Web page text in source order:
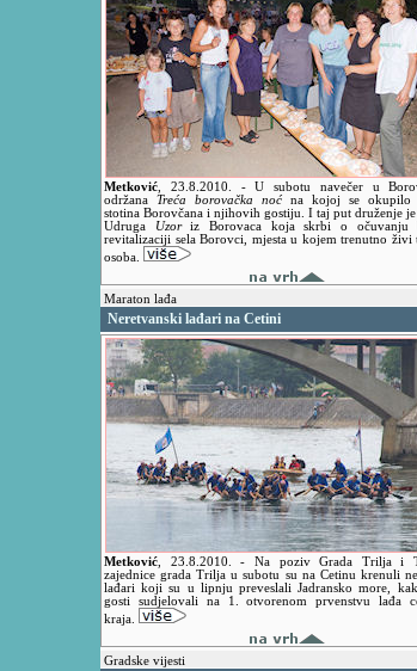
Metković 23.8.2010. - U subotu navečer u
održana Treća borovačka noć na kojoj se okupilo
stotina Borovčana i njihovih gostiju. I taj put druženje
Udruga
Uzoriz Borovaca koja skrbi o očuvanju
revitalizaciji sela Borovci, mjesta u kojem trenutno živi
osoba.
Maraton lađa
Neretvanski lađari na Cetini
Metković 23.8.2010.- Na poziv Grada Trilja i
zajednice grada Trilja u subotu su na Cetinu krenuli
lađari koji su u lipnju preveslali Jadransko more,
gosti sudjelovali na 1. otvorenom prvenstvu lađa
kraja.
Gradske vijesti